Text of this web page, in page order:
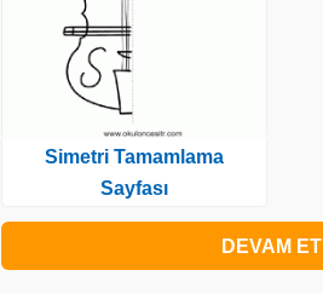
Simetri Tamamlama
Sayfası
DEVAM ET